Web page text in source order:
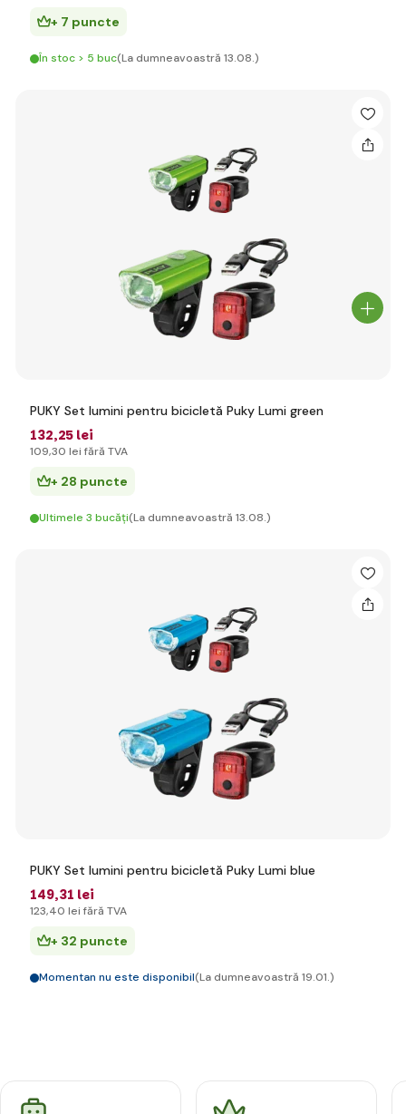
+ 7 puncte
În stoc > 5 buc(La dumneavoastră 13.08.)
PUKY Set lumini pentru bicicletă Puky Lumi green
132,25 lei
109,30 lei fără TVA
+ 28 puncte
Ultimele 3 bucăți(La dumneavoastră 13.08.)
PUKY Set lumini pentru bicicletă Puky Lumi blue
149,31 lei
123,40 lei fără TVA
+ 32 puncte
Momentan nu este disponibil(La dumneavoastră 19.01.)